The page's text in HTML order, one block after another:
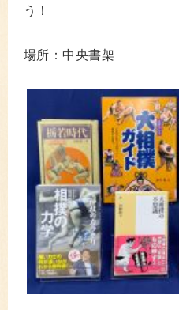
う！
場所：中央書架